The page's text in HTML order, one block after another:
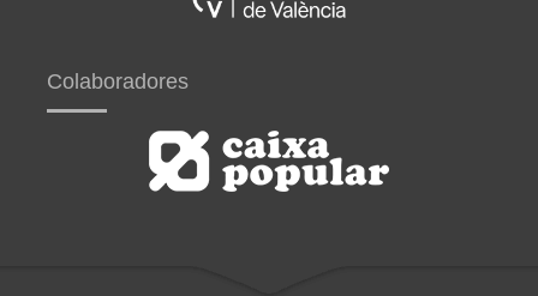
Colaboradores